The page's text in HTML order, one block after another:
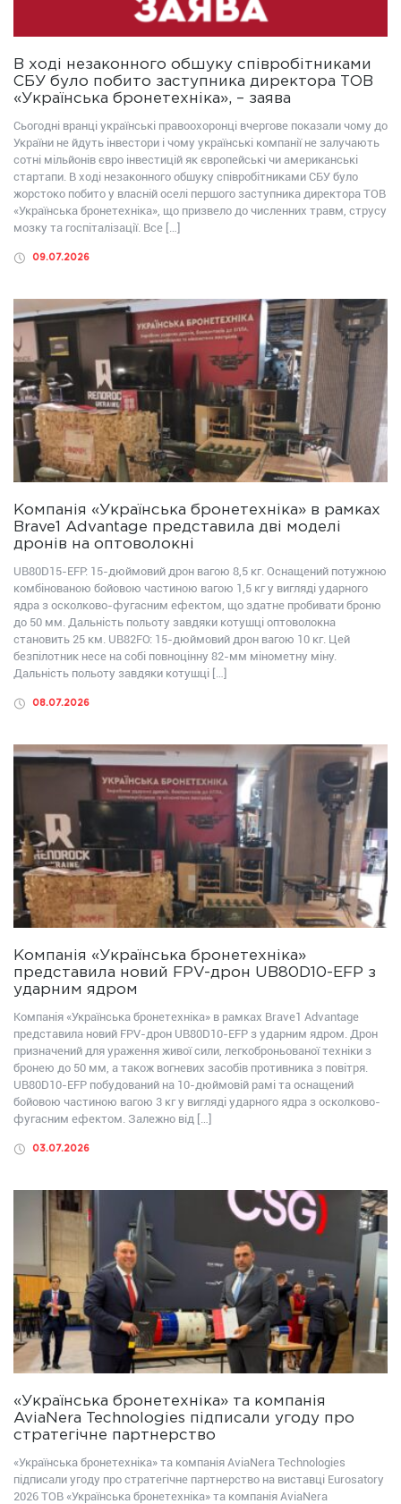
В ході незаконного обшуку співробітниками
СБУ було побито заступника директора ТОВ
«Українська бронетехніка», – заява
Сьогодні вранці українські правоохоронці вчергове показали чому до
України не йдуть інвестори і чому українські компанії не залучають
сотні мільйонів євро інвестицій як європейські чи американські
стартапи. В ході незаконного обшуку співробітниками СБУ було
жорстоко побито у власній оселі першого заступника директора ТОВ
«Українська бронетехніка», що призвело до численних травм, струсу
мозку та госпіталізації. Все […]
09.07.2026
Компанія «Українська бронетехніка» в рамках
Brave1 Advantage представила дві моделі
дронів на оптоволокні
UB80D15-EFP: 15-дюймовий дрон вагою 8,5 кг. Оснащений потужною
комбінованою бойовою частиною вагою 1,5 кг у вигляді ударного
ядра з осколково-фугасним ефектом, що здатне пробивати броню
до 50 мм. Дальність польоту завдяки котушці оптоволокна
становить 25 км. UB82FО: 15-дюймовий дрон вагою 10 кг. Цей
безпілотник несе на собі повноцінну 82-мм мінометну міну.
Дальність польоту завдяки котушці […]
08.07.2026
Компанія «Українська бронетехніка»
представила новий FPV-дрон UB80D10-EFP з
ударним ядром
Компанія «Українська бронетехніка» в рамках Brave1 Advantage
представила новий FPV-дрон UB80D10-EFP з ударним ядром. Дрон
призначений для ураження живої сили, легкоброньованої техніки з
бронею до 50 мм, а також вогневих засобів противника з повітря.
UB80D10-EFP побудований на 10-дюймовій рамі та оснащений
бойовою частиною вагою 3 кг у вигляді ударного ядра з осколково-
фугасним ефектом. Залежно від […]
03.07.2026
«Українська бронетехніка» та компанія
AviaNera Technologies підписали угоду про
стратегічне партнерство
«Українська бронетехніка» та компанія AviaNera Technologies
підписали угоду про стратегічне партнерство на виставці Eurosatory
2026 ТОВ «Українська бронетехніка» та компанія AviaNera